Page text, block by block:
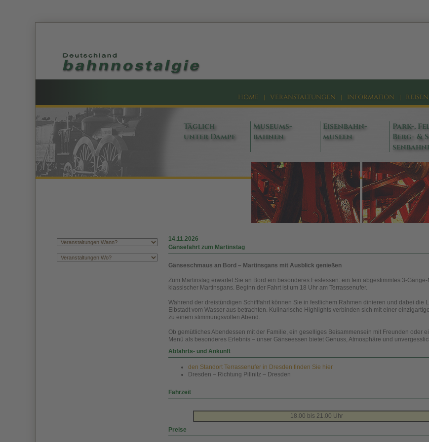
HOME | VERANSTALTUNGEN | INFORMATION |
Täglich
unter Dampf
Museums-
bahnen
Eisenbahn-
museen
Park-,
Berg- &
14.11.2026
Gänsefahrt zum Martinstag
Gänseschmaus an Bord – Martinsgans mit Ausblick genießen
Zum Martinstag erwartet Sie an Bord ein besonderes Festessen: ein fein abgestimmtes 3-
klassischer Martinsgans. Beginn der Fahrt ist um 18 Uhr am Terrassenufer.
Während der dreistündigen Schifffahrt können Sie in festlichem Rahmen dinieren und dabei die
Elbstadt vom Wasser aus betrachten. Kulinarische Highlights verbinden sich mit einer
zu einem stimmungsvollen Abend.
Ob gemütliches Abendessen mit der Familie, ein geselliges Beisammensein mit Freunden oder
Menü als besonderes Erlebnis – unser Gänseessen bietet Genuss, Atmosphäre und
Abfahrts- und Ankunft
den Standort Terrassenufer in Dresden finden Sie hier
Dresden – Richtung Pillnitz – Dresden
Fahrzeit
18.00 bis 21.00 Uhr
Preise